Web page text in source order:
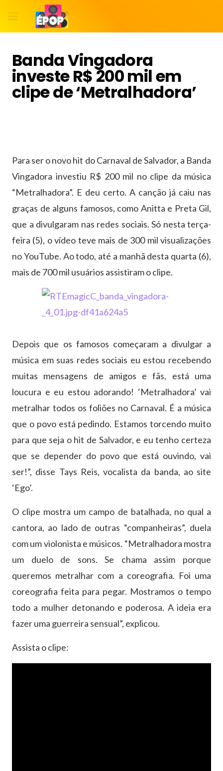
Banda Vingadora
investe R$ 200 mil em
clipe de ‘Metralhadora’
Para ser o novo hit do Carnaval de Salvador, a Banda
Vingadora investiu R$ 200 mil no clipe da música
“Metralhadora”. E deu certo. A canção já caiu nas
graças de alguns famosos, como Anitta e Preta Gil,
que a divulgaram nas redes sociais. Só nesta terça-
feira (5), o vídeo teve mais de 300 mil visualizações
no YouTube. Ao todo, até a manhã desta quarta (6),
mais de 700 mil usuários assistiram o clipe.
Depois que os famosos começaram a divulgar a
música em suas redes sociais eu estou recebendo
muitas mensagens de amigos e fãs, está uma
loucura e eu estou adorando! ‘Metralhadora’ vai
metralhar todos os foliões no Carnaval. É a música
que o povo está pedindo. Estamos torcendo muito
para que seja o hit de Salvador, e eu tenho certeza
que se depender do povo que está ouvindo, vai
ser!”, disse Tays Reis, vocalista da banda, ao site
‘Ego’.
O clipe mostra um campo de batalhada, no qual a
cantora, ao lado de outras “companheiras”, duela
com um violonista e músicos. “Metralhadora mostra
um duelo de sons. Se chama assim porque
queremos metralhar com a coreografia. Foi uma
coreografia feita para pegar. Mostramos o tempo
todo a mulher detonando e poderosa. A ideia era
fazer uma guerreira sensual”, explicou.
Assista o clipe: